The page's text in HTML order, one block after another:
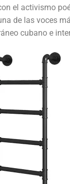
el activismo
de las voces
cubano e